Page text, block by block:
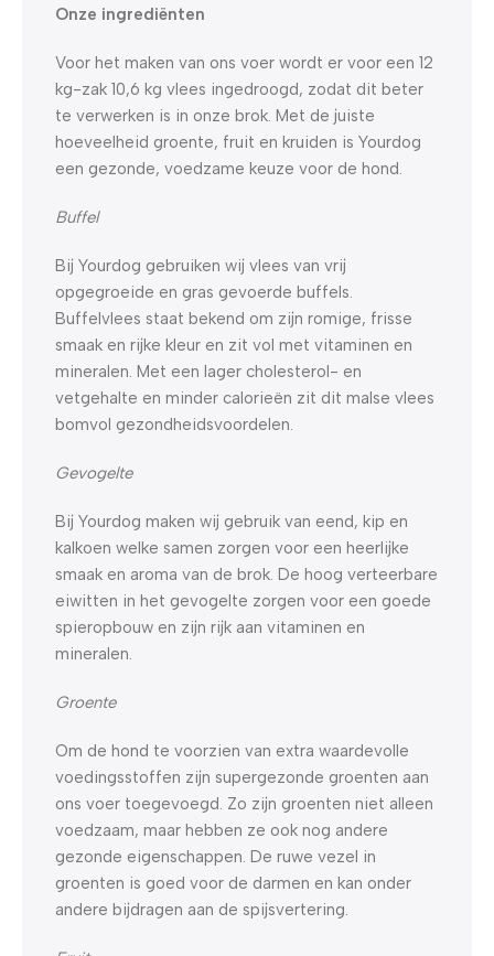
Onze ingrediënten
Voor het maken van ons voer wordt er voor een 12
kg-zak 10,6 kg vlees ingedroogd, zodat dit beter
te verwerken is in onze brok. Met de juiste
hoeveelheid groente, fruit en kruiden is Yourdog
een gezonde, voedzame keuze voor de hond.
Buffel
Bij Yourdog gebruiken wij vlees van vrij
opgegroeide en gras gevoerde buffels.
Buffelvlees staat bekend om zijn romige, frisse
smaak en rijke kleur en zit vol met vitaminen en
mineralen. Met een lager cholesterol- en
vetgehalte en minder calorieën zit dit malse vlees
bomvol gezondheidsvoordelen.
Gevogelte
Bij Yourdog maken wij gebruik van eend, kip en
kalkoen welke samen zorgen voor een heerlijke
smaak en aroma van de brok. De hoog verteerbare
eiwitten in het gevogelte zorgen voor een goede
spieropbouw en zijn rijk aan vitaminen en
mineralen.
Groente
Om de hond te voorzien van extra waardevolle
voedingsstoffen zijn supergezonde groenten aan
ons voer toegevoegd. Zo zijn groenten niet alleen
voedzaam, maar hebben ze ook nog andere
gezonde eigenschappen. De ruwe vezel in
groenten is goed voor de darmen en kan onder
andere bijdragen aan de spijsvertering.